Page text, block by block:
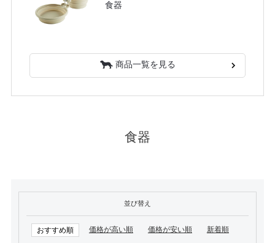
食器
商品一覧を見る
食器
並び替え
おすすめ順 価格が高い順 価格が安い順 新着順